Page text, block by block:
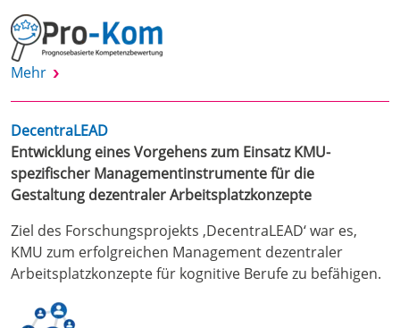
Mehr
DecentraLEAD
Entwicklung eines Vorgehens zum Einsatz KMU-
spezifischer Managementinstrumente für die
Gestaltung dezentraler Arbeitsplatzkonzepte
Ziel des Forschungsprojekts ‚DecentraLEAD‘ war es,
KMU zum erfolgreichen Management dezentraler
Arbeitsplatzkonzepte für kognitive Berufe zu befähigen.